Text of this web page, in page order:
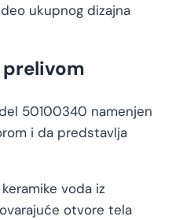
ukupnog dizajna
prelivom
50100340 namenjen
i da predstavlja
voda iz
otvore tela